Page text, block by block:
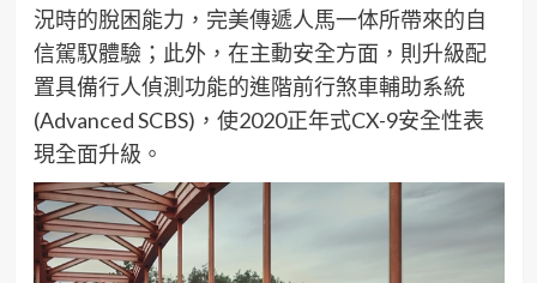
況時的脫困能力， 完美傳遞人馬一体所帶來的自
信駕馭體驗；此外， 在主動安全方面，則升級配
置具備行人偵測功能的進階前行煞車輔助系統
(AdvancedSCBS) ，使2020正年式CX-9安全性表
現全面升級。